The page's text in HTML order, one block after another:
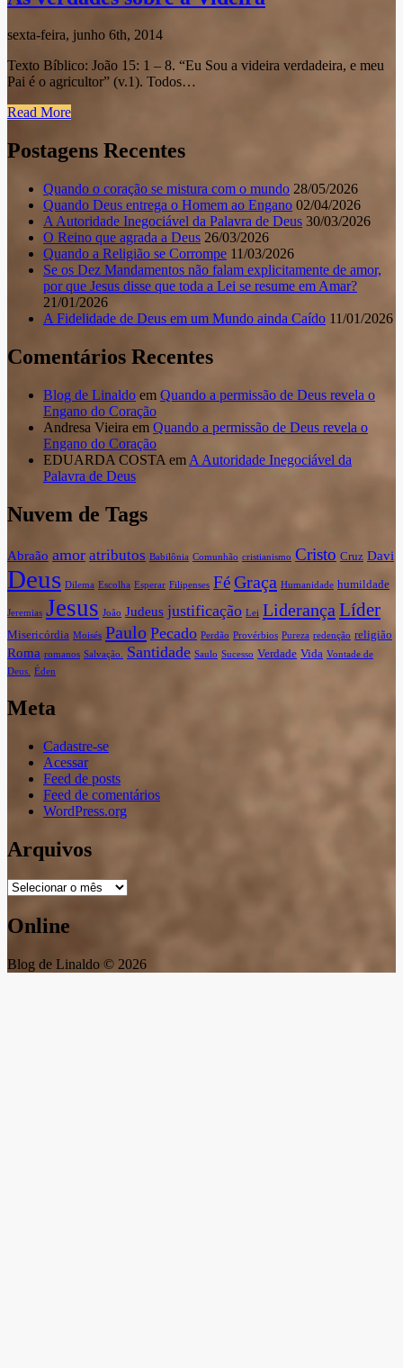
sexta-feira, junho 6th, 2014
Texto Bíblico: João 15: 1 – 8. “Eu Sou a videira verdadeira, e meu
Pai é o agricultor” (v.1). Todos…
Read More
Postagens Recentes
Quando o coração se mistura com o mundo 28/05/2026
Quando Deus entrega o Homem ao Engano 02/04/2026
A Autoridade Inegociável da Palavra de Deus 30/03/2026
O Reino que agrada a Deus 26/03/2026
Quando a Religião se Corrompe 11/03/2026
Se os Dez Mandamentos não falam explicitamente de amor,
por que Jesus disse que toda a Lei se resume em Amar?
21/01/2026
A Fidelidade de Deus em um Mundo ainda Caído 11/01/2026
Comentários Recentes
Blog de Linaldo em Quando a permissão de Deus revela o
Engano do Coração
Andresa Vieira em Quando a permissão de Deus revela o
Engano do Coração
EDUARDA COSTA em A Autoridade Inegociável da
Palavra de Deus
Nuvem de Tags
Abraão amor atributos Babilônia Comunhão cristianismo Cristo Cruz Davi
Deus Dilema Escolha Esperar Filipenses FéGraça Humanidade humildade
Jeremias Jesus João Judeus justificação Lei Liderança Líder
Misericórdia Moisés Paulo Pecado Perdão Provérbios Pureza redenção religião
Roma romanos Salvação. Santidade Saulo Sucesso Verdade Vida Vontade de
Deus.
Éden
Meta
Cadastre-se
Acessar
Feed de posts
Feed de comentários
WordPress.org
Arquivos
Arquivos
Online
Blog de Linaldo © 2026